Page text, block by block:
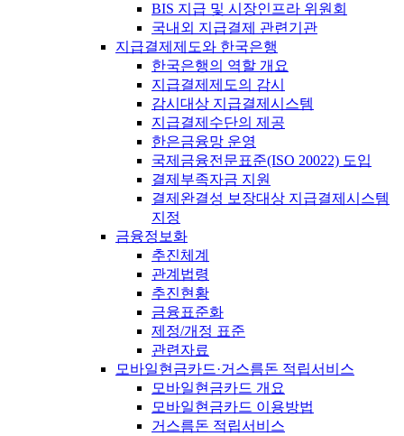
BIS 지급 및 시장인프라 위원회
국내외 지급결제 관련기관
지급결제제도와 한국은행
한국은행의 역할 개요
지급결제제도의 감시
감시대상 지급결제시스템
지급결제수단의 제공
한은금융망 운영
국제금융전문표준(ISO 20022) 도입
결제부족자금 지원
결제완결성 보장대상 지급결제시스템
지정
금융정보화
추진체계
관계법령
추진현황
금융표준화
제정/개정 표준
관련자료
모바일현금카드·거스름돈 적립서비스
모바일현금카드 개요
모바일현금카드 이용방법
거스름돈 적립서비스